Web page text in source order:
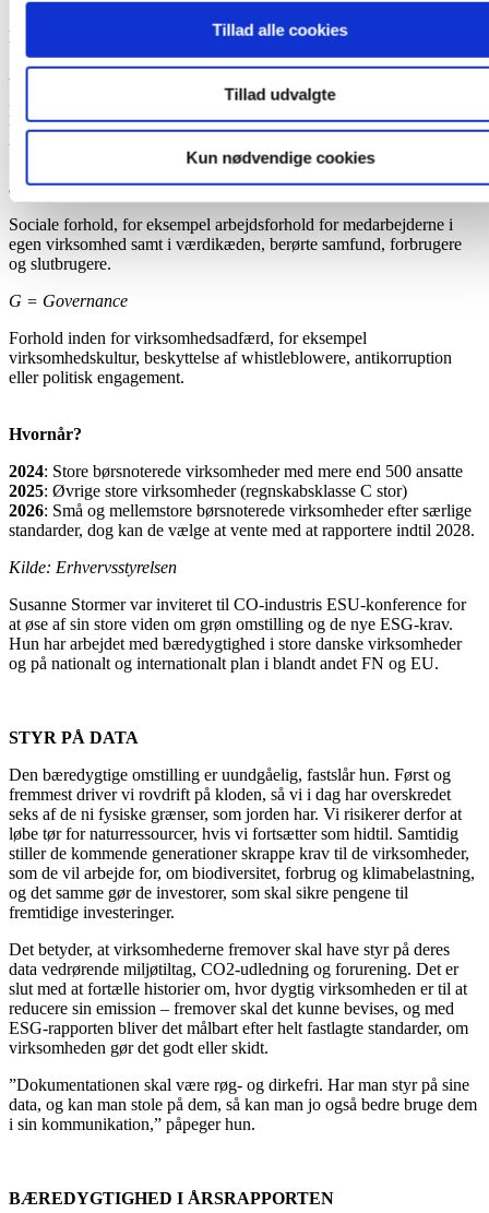
Tillad alle cookies
Tillad udvalgte
Kun nødvendige cookies
Hvad betyder ESG?
E = Environment
Miljø- og klimamæssige forhold, for eksempel CO2-udledning,
klimaændringer og -tilpasning, forurening, vand- og havressourcer,
biodiversitet, økosystemer og cirkulær økonomi.
S = Social
Sociale forhold, for eksempel arbejdsforhold for medarbejderne i
egen virksomhed samt i værdikæden, berørte samfund, forbrugere
og slutbrugere.
G = Governance
Forhold inden for virksomhedsadfærd, for eksempel
virksomhedskultur, beskyttelse af whistleblowere, antikorruption
eller politisk engagement.
Hvornår?
2024: Store børsnoterede virksomheder med mere end 500 ansatte
2025: Øvrige store virksomheder (regnskabsklasse C stor)
2026: Små og mellemstore børsnoterede virksomheder efter særlige
standarder, dog kan de vælge at vente med at rapportere indtil 2028.
Kilde: Erhvervsstyrelsen
Susanne Stormer var inviteret til CO-industris ESU-konference for
at øse af sin store viden om grøn omstilling og de nye ESG-krav.
Hun har arbejdet med bæredygtighed i store danske virksomheder
og på nationalt og internationalt plan i blandt andet FN og EU.
STYR PÅ DATA
Den bæredygtige omstilling er uundgåelig, fastslår hun. Først og
fremmest driver vi rovdrift på kloden, så vi i dag har overskredet
seks af de ni fysiske grænser, som jorden har. Vi risikerer derfor at
løbe tør for naturressourcer, hvis vi fortsætter som hidtil. Samtidig
stiller de kommende generationer skrappe krav til de virksomheder,
som de vil arbejde for, om biodiversitet, forbrug og klimabelastning,
og det samme gør de investorer, som skal sikre pengene til
fremtidige investeringer.
Det betyder, at virksomhederne fremover skal have styr på deres
data vedrørende miljøtiltag, CO2-udledning og forurening. Det er
slut med at fortælle historier om, hvor dygtig virksomheden er til at
reducere sin emission – fremover skal det kunne bevises, og med
ESG-rapporten bliver det målbart efter helt fastlagte standarder, om
virksomheden gør det godt eller skidt.
”Dokumentationen skal være røg- og dirkefri. Har man styr på sine
data, og kan man stole på dem, så kan man jo også bedre bruge dem
i sin kommunikation,” påpeger hun.
BÆREDYGTIGHED I ÅRSRAPPORTEN